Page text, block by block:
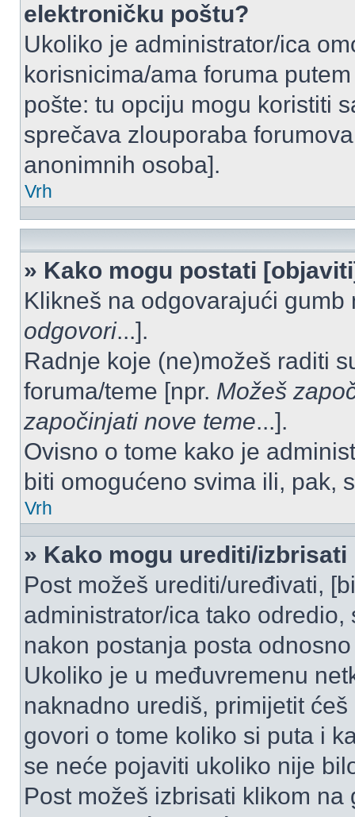
elektroničku poštu?
Ukoliko je administrator/ica
korisnicima/ama foruma
pošte: tu opciju mogu koristiti
sprečava zlouporaba
anonimnih osoba].
Vrh
» Kako mogu postati
Klikneš na odgovarajući
odgovori...].
Radnje koje (ne)možeš raditi
foruma/teme [npr. Možeš
započinjati nove teme...].
Ovisno o tome kako je
biti omogućeno svima ili, pak,
Vrh
» Kako mogu urediti/izbrisati
Post možeš urediti/uređivati,
administrator/ica tako
nakon postanja posta
Ukoliko je u međuvremenu
naknadno urediš, primijetit
govori o tome koliko si puta i
se neće pojaviti ukoliko nije
Post možeš izbrisati klikom